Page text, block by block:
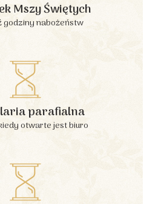
Mszy Świętych
godziny nabożeństw
parafialna
otwarte jest biuro